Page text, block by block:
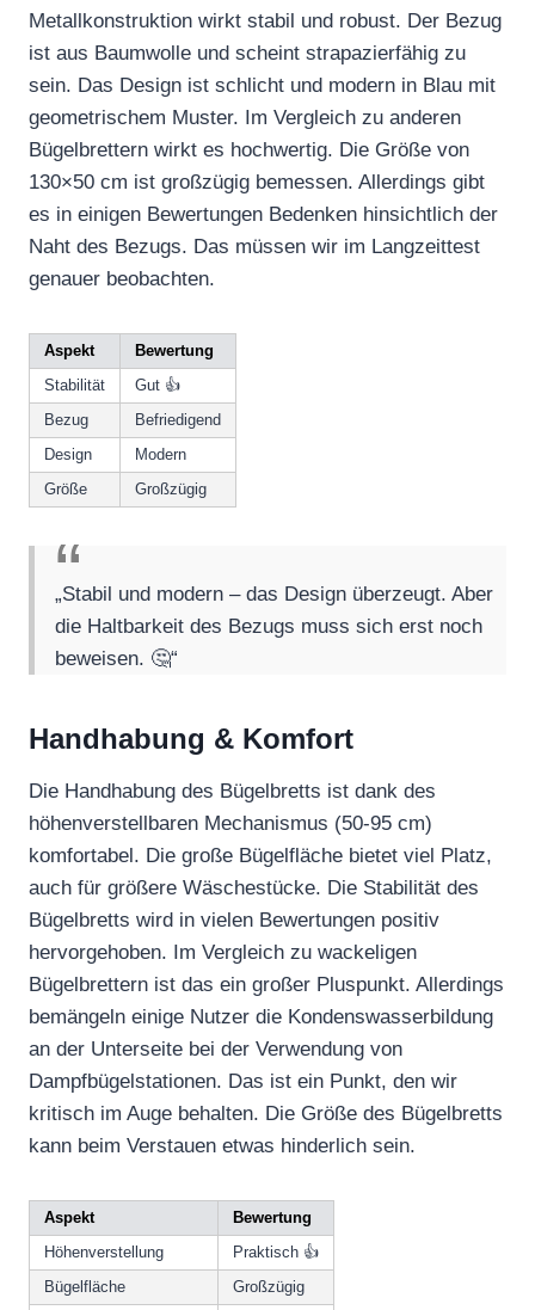
Metallkonstruktion wirkt stabil und robust. Der Bezug
ist aus Baumwolle und scheint strapazierfähig zu
sein. Das Design ist schlicht und modern in Blau mit
geometrischem Muster. Im Vergleich zu anderen
Bügelbrettern wirkt es hochwertig. Die Größe von
130×50 cm ist großzügig bemessen. Allerdings gibt
es in einigen Bewertungen Bedenken hinsichtlich der
Naht des Bezugs. Das müssen wir im Langzeittest
genauer beobachten.
Aspekt
Bewertung
Stabilität
Gut 👍
Bezug
Befriedigend
Design
Modern
Größe
Großzügig
„Stabil und modern – das Design überzeugt. Aber
die Haltbarkeit des Bezugs muss sich erst noch
beweisen. 🤔“
Handhabung & Komfort
Die Handhabung des Bügelbretts ist dank des
höhenverstellbaren Mechanismus (50-95 cm)
komfortabel. Die große Bügelfläche bietet viel Platz,
auch für größere Wäschestücke. Die Stabilität des
Bügelbretts wird in vielen Bewertungen positiv
hervorgehoben. Im Vergleich zu wackeligen
Bügelbrettern ist das ein großer Pluspunkt. Allerdings
bemängeln einige Nutzer die Kondenswasserbildung
an der Unterseite bei der Verwendung von
Dampfbügelstationen. Das ist ein Punkt, den wir
kritisch im Auge behalten. Die Größe des Bügelbretts
kann beim Verstauen etwas hinderlich sein.
Aspekt
Bewertung
Höhenverstellung
Praktisch 👍
Bügelfläche
Großzügig